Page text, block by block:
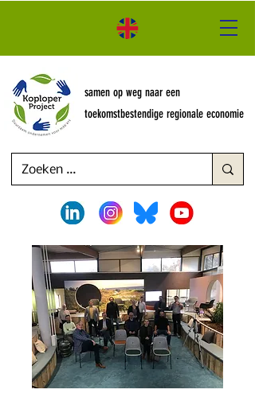
samen op weg naar een
toekomstbestendige regionale economie